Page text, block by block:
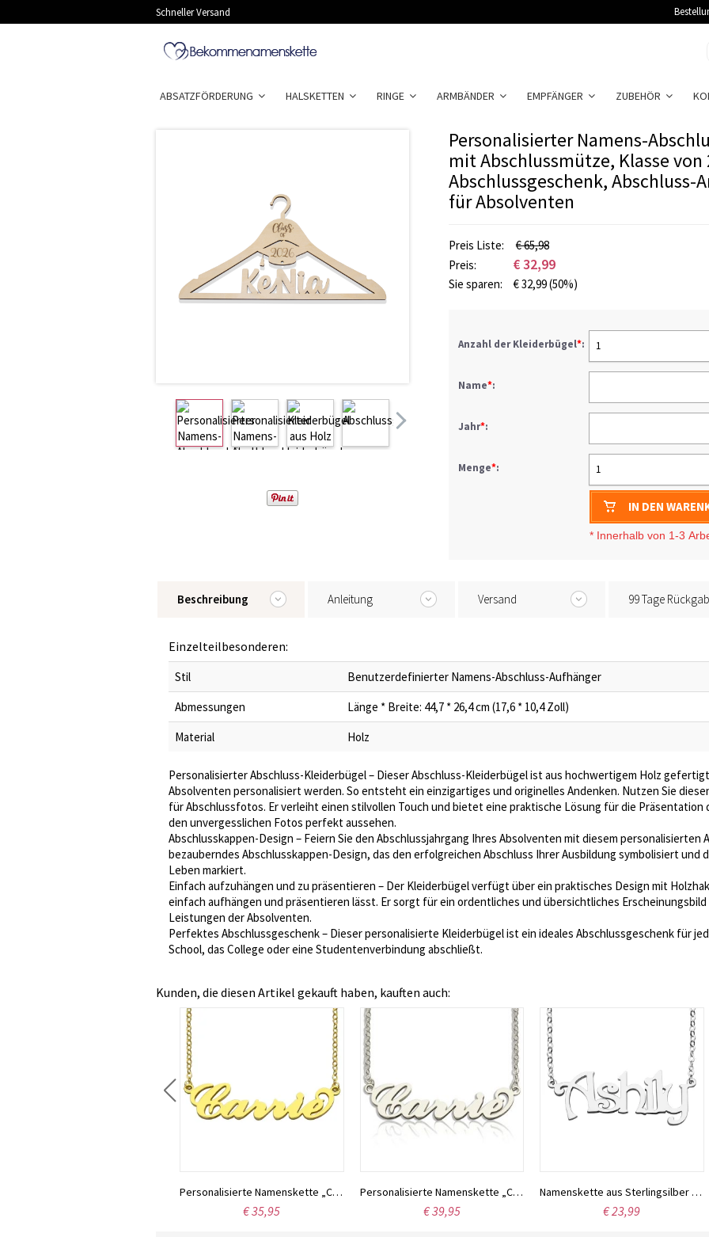
Schneller Versand
ABSATZFÖRDERUNG HALSKETTEN RINGE ARMBÄNDER EMPFÄNGER ZUBEHÖR
Personalisierter Namens-
mit Abschlussmütze, Klasse von
Abschlussgeschenk, Abschluss-
für Absolventen
Preis Liste:
€ 65,98
Preis:
€32,99
Sie sparen: €32,99(50%)
Anzahl der Kleiderbügel*: 1
Name*:
Jahr*:
Menge*: 1
IN DEN
* Innerhalb von 1-3
Beschreibung Anleitung Versand 99 Tage
Einzelteilbesonderen:
Stil
Benutzerdefinierter Namens-Abschluss-Aufhänger
Abmessungen
Länge * Breite: 44,7 * 26,4 cm (17,6 * 10,4 Zoll)
Material
Holz
Personalisierter Abschluss-Kleiderbügel – Dieser Abschluss-Kleiderbügel ist aus hochwertigem Holz
Absolventen personalisiert werden. So entsteht ein einzigartiges und originelles Andenken. Nutzen Sie
für Abschlussfotos. Er verleiht einen stilvollen Touch und bietet eine praktische Lösung für die Präsentation
den unvergesslichen Fotos perfekt aussehen.
Abschlusskappen-Design – Feiern Sie den Abschlussjahrgang Ihres Absolventen mit diesem personalisierten
bezauberndes Abschlusskappen-Design, das den erfolgreichen Abschluss Ihrer Ausbildung symbolisiert und
Leben markiert.
Einfach aufzuhängen und zu präsentieren – Der Kleiderbügel verfügt über ein praktisches Design mit
einfach aufhängen und präsentieren lässt. Er sorgt für ein ordentliches und übersichtliches
Leistungen der Absolventen.
Perfektes Abschlussgeschenk – Dieser personalisierte Kleiderbügel ist ein ideales Abschlussgeschenk für
School, das College oder eine Studentenverbindung abschließt.
Kunden, die diesen Artikel gekauft haben, kauften auch:
Personalisierte Namenskette „Carrie“, 18 Karat vergoldet
€ 35,95
Personalisierte Namenskette „Carrie“ aus Sterlingsilber
€ 39,95
Namenskette aus Sterlingsilber mit der Schriftart Harrington
€ 23,99